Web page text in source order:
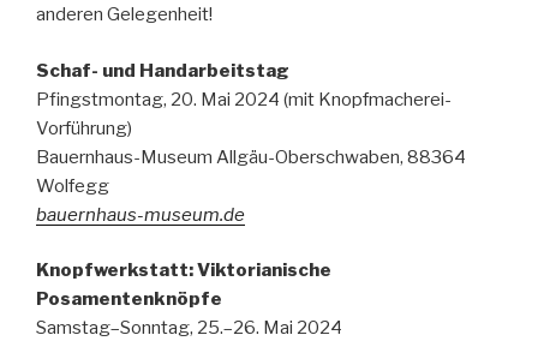
anderen Gelegenheit!
Schaf- und Handarbeitstag
Pfingstmontag, 20. Mai 2024 (mit Knopfmacherei-
Vorführung)
Bauernhaus-Museum Allgäu-Oberschwaben, 88364
Wolfegg
bauernhaus-museum.de
Knopfwerkstatt: Viktorianische
Posamentenknöpfe
Samstag–Sonntag, 25.–26. Mai 2024